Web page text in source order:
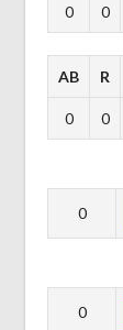
0 0
AB R
0 0
0
0